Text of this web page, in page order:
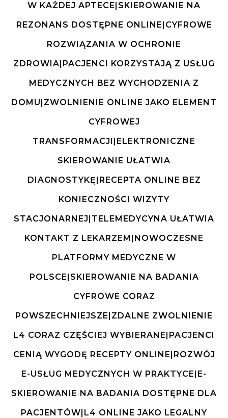
W KAŻDEJ APTECE|SKIEROWANIE NA
REZONANS DOSTĘPNE ONLINE|CYFROWE
ROZWIĄZANIA W OCHRONIE
ZDROWIA|PACJENCI KORZYSTAJĄ Z USŁUG
MEDYCZNYCH BEZ WYCHODZENIA Z
DOMU|ZWOLNIENIE ONLINE JAKO ELEMENT
CYFROWEJ
TRANSFORMACJI|ELEKTRONICZNE
SKIEROWANIE UŁATWIA
DIAGNOSTYKĘ|RECEPTA ONLINE BEZ
KONIECZNOŚCI WIZYTY
STACJONARNEJ|TELEMEDYCYNA UŁATWIA
KONTAKT Z LEKARZEM|NOWOCZESNE
PLATFORMY MEDYCZNE W
POLSCE|SKIEROWANIE NA BADANIA
CYFROWE CORAZ
POWSZECHNIEJSZE|ZDALNE ZWOLNIENIE
L4 CORAZ CZĘŚCIEJ WYBIERANE|PACJENCI
CENIĄ WYGODĘ RECEPTY ONLINE|ROZWÓJ
E-USŁUG MEDYCZNYCH W PRAKTYCE|E-
SKIEROWANIE NA BADANIA DOSTĘPNE DLA
PACJENTÓW|L4 ONLINE JAKO LEGALNY